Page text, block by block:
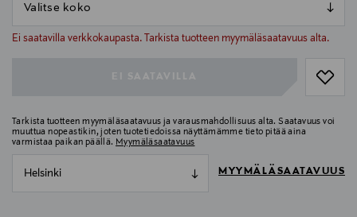
Ei saatavilla verkkokaupasta. Tarkista tuotteen myymäläsaatavuus alta.
null
Tarkista tuotteen myymäläsaatavuus ja varausmahdollisuus alta. Saatavuus voi
muuttua nopeastikin, joten tuotetiedoissa näyttämämme tieto pitää aina
varmistaa paikan päällä. Myymäläsaatavuus
Helsinki MYYMÄLÄSAATAVUUS